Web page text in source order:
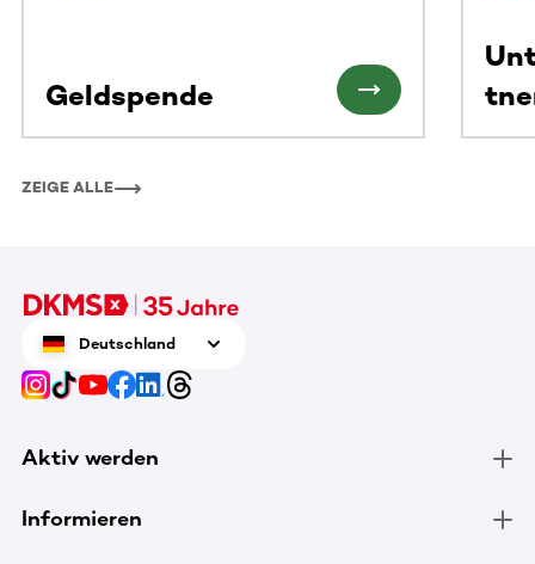
Geldspende
ZEIGE ALLE
Deutschland
Aktiv werden
Informieren